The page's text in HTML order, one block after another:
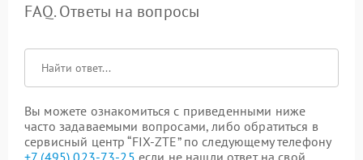
FAQ. Ответы на вопросы
Вы можете ознакомиться с приведенными ниже
часто задаваемыми вопросами, либо обратиться в
сервисный центр “FIX-ZTE” по следующему телефону
+7 (495) 023-73-25 если не нашли ответ на свой